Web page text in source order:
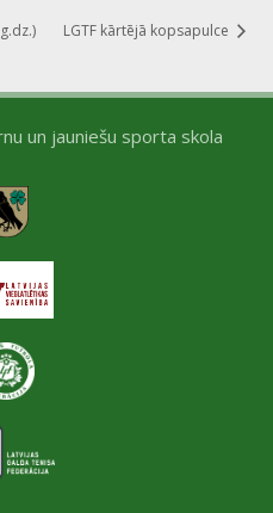
LGTF kārtējā kopsapulce
un jauniešu sporta skola